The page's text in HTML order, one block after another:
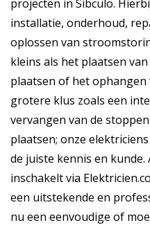
projecten in Sibculo.
installatie, onderhoud,
oplossen van
kleins als het plaatsen
plaatsen of het ophangen
grotere klus zoals een
vervangen van de
plaatsen; onze
de juiste kennis en kunde.
inschakelt via
een uitstekende en
nu een eenvoudige of